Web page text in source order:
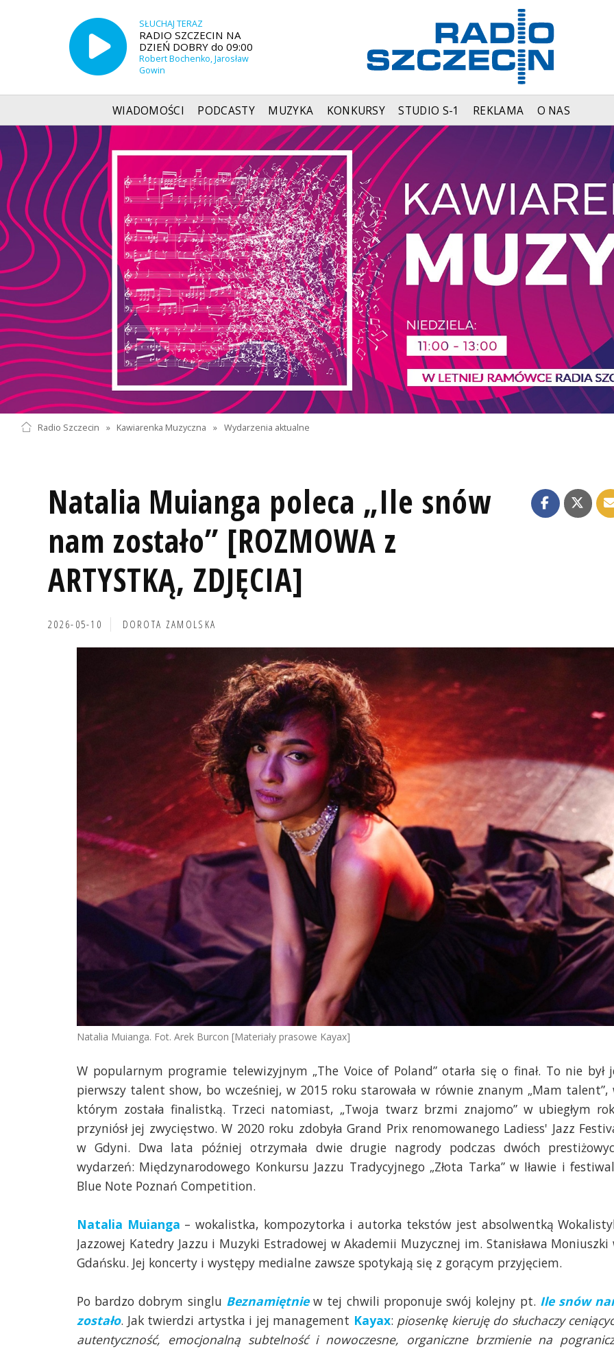
SŁUCHAJ TERAZ
RADIO SZCZECIN NA
DZIEŃ DOBRY do 09:00
Robert Bochenko, Jarosław
Gowin
WIADOMOŚCI PODCASTY MUZYKA KONKURSY STUDIO S-1 REKLAMA O NAS
Radio Szczecin » Kawiarenka Muzyczna » Wydarzenia aktualne
Natalia Muianga poleca „Ile snów
nam zostało” [ROZMOWA z
ARTYSTKĄ, ZDJĘCIA]
2026-05-10 DOROTA ZAMOLSKA
Natalia Muianga. Fot. Arek Burcon [Materiały prasowe Kayax]
W popularnym programie telewizyjnym „The Voice of Poland” otarła się o finał. To nie był
pierwszy talent show, bo wcześniej, w 2015 roku starowała w równie znanym „Mam talent”,
którym została finalistką. Trzeci natomiast, „Twoja twarz brzmi znajomo” w ubiegłym
przyniósł jej zwycięstwo. W 2020 roku zdobyła Grand Prix renomowanego Ladiess' Jazz
w Gdyni. Dwa lata później otrzymała dwie drugie nagrody podczas dwóch
wydarzeń: Międzynarodowego Konkursu Jazzu Tradycyjnego „Złota Tarka” w Iławie i
Blue Note Poznań Competition.
Natalia Muianga – wokalistka, kompozytorka i autorka tekstów jest absolwentką
Jazzowej Katedry Jazzu i Muzyki Estradowej w Akademii Muzycznej im. Stanisława Moniuszki
Gdańsku. Jej koncerty i występy medialne zawsze spotykają się z gorącym przyjęciem.
Po bardzo dobrym singlu Beznamiętniew tej chwili proponuje swój kolejny pt. Ile snów
zostało. Jak twierdzi artystka i jej management Kayax: piosenkę kieruję do słuchaczy
autentyczność, emocjonalną subtelność i nowoczesne, organiczne brzmienie na